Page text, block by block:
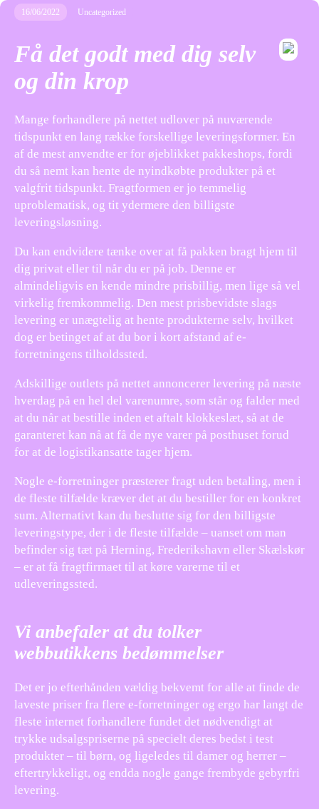
16/06/2022 Uncategorized
Få det godt med dig selv
og din krop
Mange forhandlere på nettet udlover på nuværende
tidspunkt en lang række forskellige leveringsformer. En
af de mest anvendte er for øjeblikket pakkeshops, fordi
du så nemt kan hente de nyindkøbte produkter på et
valgfrit tidspunkt. Fragtformen er jo temmelig
uproblematisk, og tit ydermere den billigste
leveringsløsning.
Du kan endvidere tænke over at få pakken bragt hjem til
dig privat eller til når du er på job. Denne er
almindeligvis en kende mindre prisbillig, men lige så vel
virkelig fremkommelig. Den mest prisbevidste slags
levering er unægtelig at hente produkterne selv, hvilket
dog er betinget af at du bor i kort afstand af e-
forretningens tilholdssted.
Adskillige outlets på nettet annoncerer levering på næste
hverdag på en hel del varenumre, som står og falder med
at du når at bestille inden et aftalt klokkeslæt, så at de
garanteret kan nå at få de nye varer på posthuset forud
for at de logistikansatte tager hjem.
Nogle e-forretninger præsterer fragt uden betaling, men i
de fleste tilfælde kræver det at du bestiller for en konkret
sum. Alternativt kan du beslutte sig for den billigste
leveringstype, der i de fleste tilfælde – uanset om man
befinder sig tæt på Herning, Frederikshavn eller Skælskør
– er at få fragtfirmaet til at køre varerne til et
udleveringssted.
Vi anbefaler at du tolker
webbutikkens bedømmelser
Det er jo efterhånden vældig bekvemt for alle at finde de
laveste priser fra flere e-forretninger og ergo har langt de
fleste internet forhandlere fundet det nødvendigt at
trykke udsalgspriserne på specielt deres bedst i test
produkter – til børn, og ligeledes til damer og herrer –
eftertrykkeligt, og endda nogle gange frembyde gebyrfri
levering.